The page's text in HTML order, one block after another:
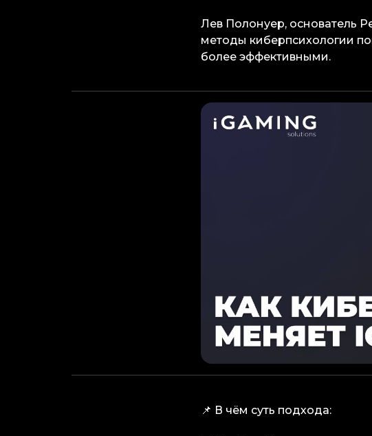
Лев Полонуер, основатель
методы киберпсихологии
более эффективными.
📌 В чём суть подхода: